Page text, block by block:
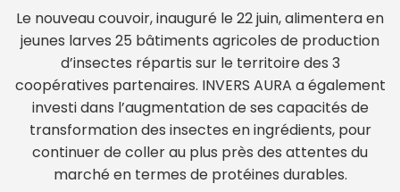
Le nouveau couvoir, inauguré le 22 juin, alimentera en
jeunes larves 25 bâtiments agricoles de production
d’insectes répartis sur le territoire des 3
coopératives partenaires. INVERS AURA a également
investi dans l’augmentation de ses capacités de
transformation des insectes en ingrédients, pour
continuer de coller au plus près des attentes du
marché en termes de protéines durables.